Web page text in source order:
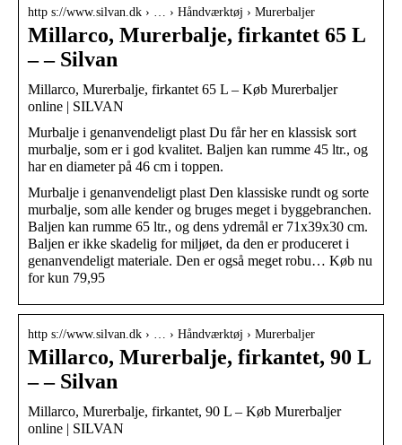
http s://www.silvan.dk › … › Håndværktøj › Murerbaljer
Millarco, Murerbalje, firkantet 65 L
– – Silvan
Millarco, Murerbalje, firkantet 65 L – Køb Murerbaljer
online | SILVAN
Murbalje i genanvendeligt plast Du får her en klassisk sort
murbalje, som er i god kvalitet. Baljen kan rumme 45 ltr., og
har en diameter på 46 cm i toppen.
Murbalje i genanvendeligt plast Den klassiske rundt og sorte
murbalje, som alle kender og bruges meget i byggebranchen.
Baljen kan rumme 65 ltr., og dens ydremål er 71x39x30 cm.
Baljen er ikke skadelig for miljøet, da den er produceret i
genanvendeligt materiale. Den er også meget robu… Køb nu
for kun 79,95
http s://www.silvan.dk › … › Håndværktøj › Murerbaljer
Millarco, Murerbalje, firkantet, 90 L
– – Silvan
Millarco, Murerbalje, firkantet, 90 L – Køb Murerbaljer
online | SILVAN